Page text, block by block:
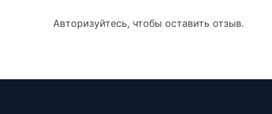
Авторизуйтесь, чтобы оставить отзыв.